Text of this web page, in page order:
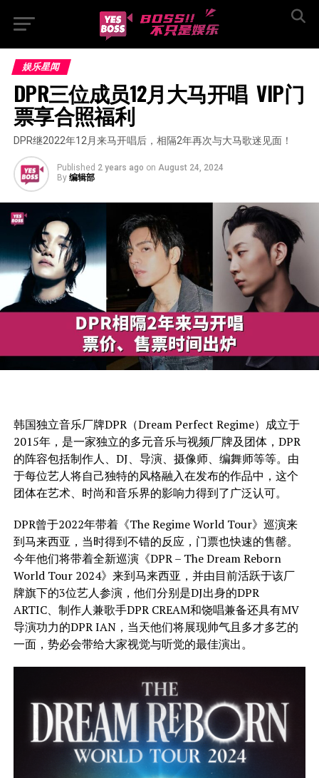
娱乐星闻
DPR三位成员12月大马开唱  VIP门
票享合照福利
DPR继2022年12月来马开唱后，相隔2年再次与大马歌迷见面！
Published 2 years ago on August 24, 2024
By 编辑部
韩国独立音乐厂牌DPR（Dream Perfect Regime）成立于
2015年，是一家独立的多元音乐与视频厂牌及团体，DPR
的阵容包括制作人、DJ、导演、摄像师、编舞师等等。由
于每位艺人将自己独特的风格融入在发布的作品中，这个
团体在艺术、时尚和音乐界的影响力得到了广泛认可。
DPR曾于2022年带着《The Regime World Tour》巡演来
到马来西亚，当时得到不错的反应，门票也快速的售罄。
今年他们将带着全新巡演《DPR – The Dream Reborn
World Tour 2024》来到马来西亚，并由目前活跃于该厂
牌旗下的3位艺人参演，他们分别是DJ出身的DPR
ARTIC、制作人兼歌手DPR CREAM和饶唱兼备还具有MV
导演功力的DPR IAN，当天他们将展现帅气且多才多艺的
一面，势必会带给大家视觉与听觉的最佳演出。